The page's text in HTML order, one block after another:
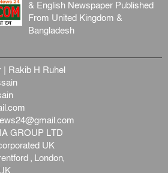
& English Newspaper Published
From United Kingdom &
Bangladesh
| Rakib H Ruhel
GROUP LTD
UK
, London,